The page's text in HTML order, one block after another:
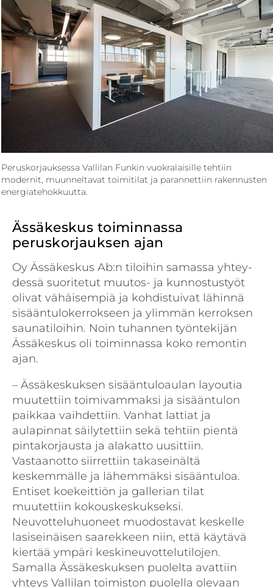
Peruskorjauksessa Vallilan Funkin vuokralaisille tehtiin
modernit, muunneltavat toimitilat ja parannettiin rakennusten
energiatehokkuutta.
Ässäkeskus toiminnassa
peruskorjauksen ajan
Oy Ässäkeskus Ab:n tiloihin samassa yhtey­
dessä suoritetut muutos- ja kunnostustyöt
olivat vähäisempiä ja kohdistuivat lähinnä
sisääntulokerrokseen ja ylimmän kerroksen
saunatiloihin. Noin tuhannen työntekijän
Ässäkeskus oli toiminnassa koko remontin
ajan.
– Ässäkeskuksen sisääntuloaulan layoutia
muutettiin toimivammaksi ja sisääntulon
paikkaa vaihdettiin. Vanhat lattiat ja
aulapinnat säilytettiin sekä tehtiin pientä
pintakorjausta ja alakatto uusittiin.
Vastaanotto siirrettiin takaseinältä
keskemmälle ja lähemmäksi sisääntuloa.
Entiset koekeittiön ja gallerian tilat
muutettiin kokouskeskukseksi.
Neuvotteluhuoneet muodostavat keskelle
lasiseinäisen saarekkeen niin, että käytävä
kiertää ympäri keskineuvottelutilojen.
Samalla Ässäkeskuksen puolelta avattiin
yhteys Vallilan toimiston puolella olevaan